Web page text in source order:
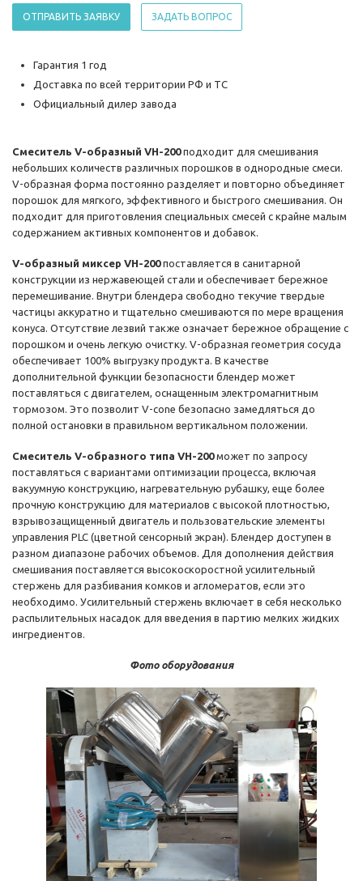
ОТПРАВИТЬ ЗАЯВКУ ЗАДАТЬ ВОПРОС
Гарантия 1 год
Доставка по всей территории РФ и ТС
Официальный дилер завода
Смеситель V-образный VH-200подходит для смешивания
небольших количеств различных порошков в однородные смеси.
V-образная форма постоянно разделяет и повторно объединяет
порошок для мягкого, эффективного и быстрого смешивания. Он
подходит для приготовления специальных смесей с крайне малым
содержанием активных компонентов и добавок.
V-образный миксер VH-200поставляется в санитарной
конструкции из нержавеющей стали и обеспечивает бережное
перемешивание. Внутри блендера свободно текучие твердые
частицы аккуратно и тщательно смешиваются по мере вращения
конуса. Отсутствие лезвий также означает бережное обращение с
порошком и очень легкую очистку. V-образная геометрия сосуда
обеспечивает 100% выгрузку продукта. В качестве
дополнительной функции безопасности блендер может
поставляться с двигателем, оснащенным электромагнитным
тормозом. Это позволит V-cone безопасно замедляться до
полной остановки в правильном вертикальном положении.
Смеситель V-образного типа VH-200может по запросу
поставляться с вариантами оптимизации процесса, включая
вакуумную конструкцию, нагревательную рубашку, еще более
прочную конструкцию для материалов с высокой плотностью,
взрывозащищенный двигатель и пользовательские элементы
управления PLC (цветной сенсорный экран). Блендер доступен в
разном диапазоне рабочих объемов. Для дополнения действия
смешивания поставляется высокоскоростной усилительный
стержень для разбивания комков и агломератов, если это
необходимо. Усилительный стержень включает в себя несколько
распылительных насадок для введения в партию мелких жидких
ингредиентов.
Фото оборудования